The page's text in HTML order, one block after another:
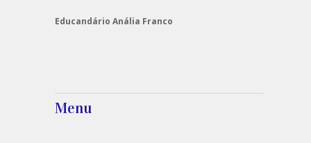
Educandário Anália Franco
Menu